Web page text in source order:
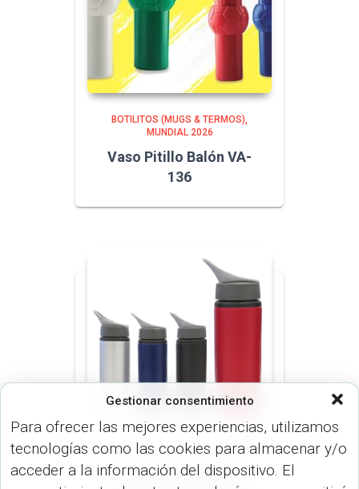
Gestionar consentimiento
Para ofrecer las mejores experiencias, utilizamos
tecnologías como las cookies para almacenar y/o
acceder a la información del dispositivo. El
BOTILITOS (MUGS & TERMOS)
MUNDIAL 2026
Vaso Pitillo Balón VA-
136
BOTILITOS (MUGS & TERMOS)
Botilito en Aluminio